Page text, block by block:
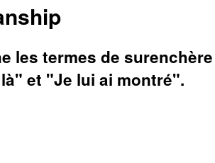
les termes de surenchère
et "Je lui ai montré".